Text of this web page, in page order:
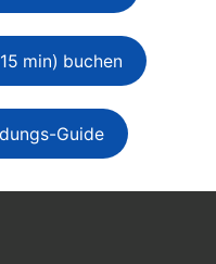
min) buchen
Guide